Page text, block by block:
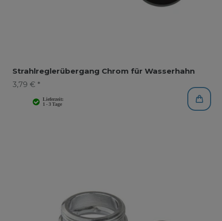
Strahlreglerübergang Chrom für Wasserhahn
3,79 € *